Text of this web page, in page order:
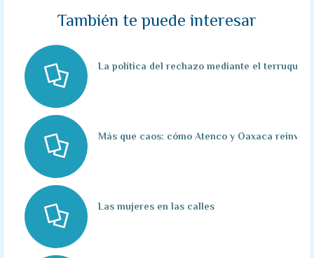
También te puede interesar
La política del rechazo mediante el
Más que caos: cómo Atenco y Oaxaca
Las mujeres en las calles